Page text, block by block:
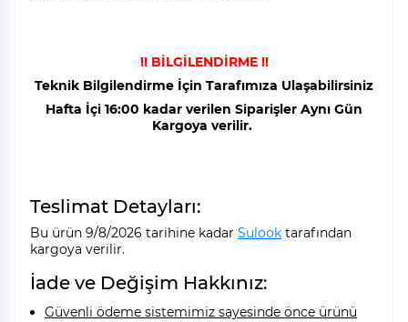
!! BİLGİLENDİRME !!
Teknik Bilgilendirme İçin Tarafımıza Ulaşabilirsiniz
Hafta İçi 16:00 kadar verilen Siparişler Aynı Gün
Kargoya verilir.
Teslimat Detayları:
Bu ürün 9/8/2026 tarihine kadar Sulook tarafından
kargoya verilir.
İade ve Değişim Hakkınız:
Güvenli ödeme sistemimiz sayesinde önce ürünü